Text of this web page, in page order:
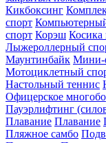
Кикбоксинг
спорт
спорт Корэш Косика
Лыжероллерный
Маунтинбайк Мини-
Мотоциклетный
Настольный теннис
Офицерское
Пауэрлифтинг
Плавание Плавание
Пляжное самбо